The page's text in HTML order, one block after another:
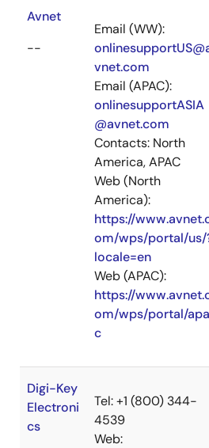
Avnet
--
Email (WW):
vnet.com
Email (APAC):
onlinesupportASIA
@avnet.com
Contacts: North
America, APAC
Web (North
America):
https://
om/wps/portal/us/
locale=en
Web (APAC):
https://
om/wps/portal/apa
c
Digi-Key
Electroni
cs
Tel: +1 (800) 344-
4539
Web: